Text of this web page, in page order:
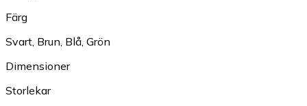
Färg
Svart Brun Blå Grön
Dimensioner
Storlekar